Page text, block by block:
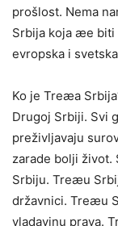
prošlost. Nema
Srbija koja æe biti
evropska i
Ko je Treæa
Drugoj Srbiji. Svi
preživljavaju
zarade bolji život.
Srbiju. Treæu
državnici. Treæu
vladavinu prava.